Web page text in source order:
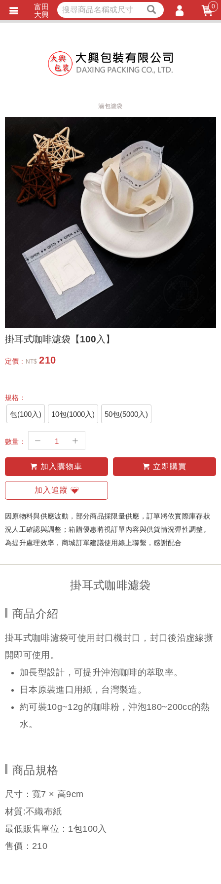
立即詢價 LINE詢問
滷包濾袋
掛耳式咖啡濾袋【100入】
定價 : NT$ 210
規格：
包(100入) 10包(1000入) 50包(5000入)
數量：
加入購物車 立即購買
加入追蹤
因原物料與供應波動，部分商品採限量供應，訂單將依實際庫存狀
況人工確認與調整；箱購優惠將視訂單內容與供貨情況彈性調整。
為提升處理效率，商城訂單建議使用線上聯繫，感謝配合
掛耳式咖啡濾袋
商品介紹
掛耳式咖啡濾袋可使用封口機封口，封口後沿虛線撕
開即可使用。
加長型設計，可提升沖泡咖啡的萃取率。
日本原裝進口用紙，台灣製造。
約可裝10g~12g的咖啡粉，沖泡180~200cc的熱
水。
商品規格
尺寸：寬7 × 高9cm
材質:不織布紙
最低販售單位：1包100入
售價： 210
富田
大興
0
會員註冊
忘記密碼
獨家商品 耐熱內襯